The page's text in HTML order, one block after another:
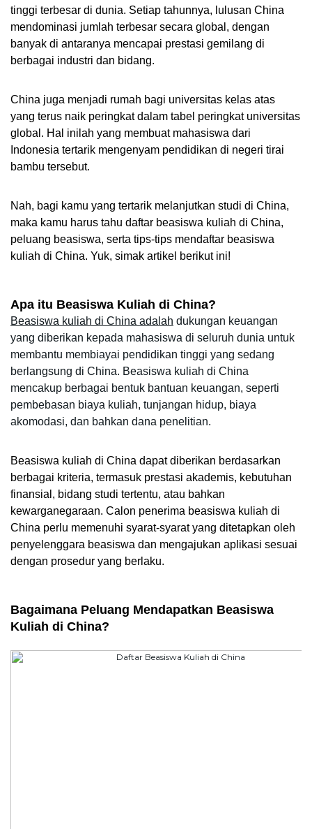
tinggi terbesar di dunia. Setiap tahunnya, lulusan China
mendominasi jumlah terbesar secara global, dengan
banyak di antaranya mencapai prestasi gemilang di
berbagai industri dan bidang.
China juga menjadi rumah bagi universitas kelas atas
yang terus naik peringkat dalam tabel peringkat universitas
global. Hal inilah yang membuat mahasiswa dari
Indonesia tertarik mengenyam pendidikan di negeri tirai
bambu tersebut.
Nah, bagi kamu yang tertarik melanjutkan studi di China,
maka kamu harus tahu daftar beasiswa kuliah di China,
peluang beasiswa, serta tips-tips mendaftar beasiswa
kuliah di China. Yuk, simak artikel berikut ini!
Apa itu Beasiswa Kuliah di China?
Beasiswa kuliah di China adalah dukungan keuangan
yang diberikan kepada mahasiswa di seluruh dunia untuk
membantu membiayai pendidikan tinggi yang sedang
berlangsung di China. Beasiswa kuliah di China
mencakup berbagai bentuk bantuan keuangan, seperti
pembebasan biaya kuliah, tunjangan hidup, biaya
akomodasi, dan bahkan dana penelitian.
Beasiswa kuliah di China dapat diberikan berdasarkan
berbagai kriteria, termasuk prestasi akademis, kebutuhan
finansial, bidang studi tertentu, atau bahkan
kewarganegaraan. Calon penerima beasiswa kuliah di
China perlu memenuhi syarat-syarat yang ditetapkan oleh
penyelenggara beasiswa dan mengajukan aplikasi sesuai
dengan prosedur yang berlaku.
Bagaimana Peluang Mendapatkan Beasiswa
Kuliah di China?